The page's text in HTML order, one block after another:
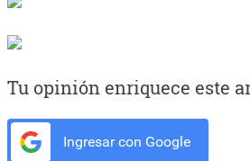
Tu opinión enriquece este
Ingresar con Google